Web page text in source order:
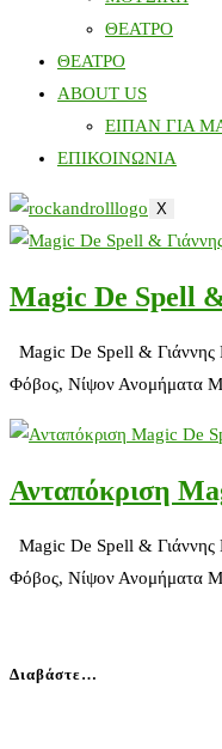
ΘΕΑΤΡΟ
ΘΕΑΤΡΟ
ABOUT US
ΕΙΠΑΝ ΓΙΑ
ΕΠΙΚΟΙΝΩΝΙΑ
X
Magic De Spell
Magic De Spell &
Φόβος, Νίψον Ανομήματα
Ανταπόκριση
Magic De Spell &
Φόβος, Νίψον Ανομήματα
Διαβάστε…